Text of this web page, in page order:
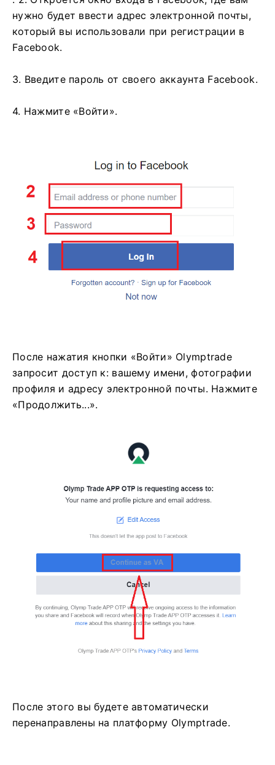
нужно будет ввести адрес электронной почты,
который вы использовали при регистрации в
Facebook.
3. Введите пароль от своего аккаунта Facebook.
4. Нажмите «Войти».
После нажатия кнопки «Войти» Olymptrade
запросит доступ к: вашему имени, фотографии
профиля и адресу электронной почты. Нажмите
«Продолжить...».
После этого вы будете автоматически
перенаправлены на платформу Olymptrade.